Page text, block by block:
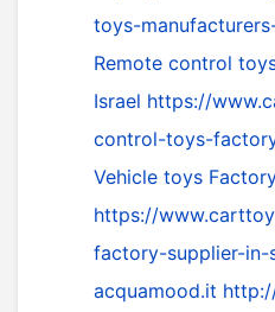
toys-
Remote control
Israel https://
control-toys-
Vehicle toys
https://
factory-supplier-in-
acquamood.it